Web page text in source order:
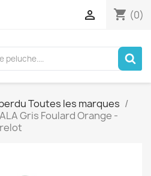
shopping_cart (0)

Toutes les marques
Gris Foulard Orange -